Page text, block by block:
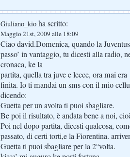
Giuliano_kio ha scritto:
Maggio 21st, 2009 alle 18:09
Ciao david.Domenica, quando la
passo’ in vantaggio, tu dicesti alla radio,
cronaca, ke la
partita, quella tra juve e lecce, ora mai era
finita. Io ti mandai un sms con il mio
dicendo:
Guetta per un avolta ti puoi sbagliare.
Be poi il risultato, è andata bene a noi,
Poi nel dopo partita, dicesti qualcosa,
passato, di certi torti,e la Fiorentina.
Guetta ti puoi sbagliare per la 2°volta.